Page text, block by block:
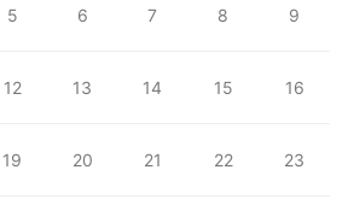
5 6 7 8 9
12 13 14 15 16
19 20 21 22 23